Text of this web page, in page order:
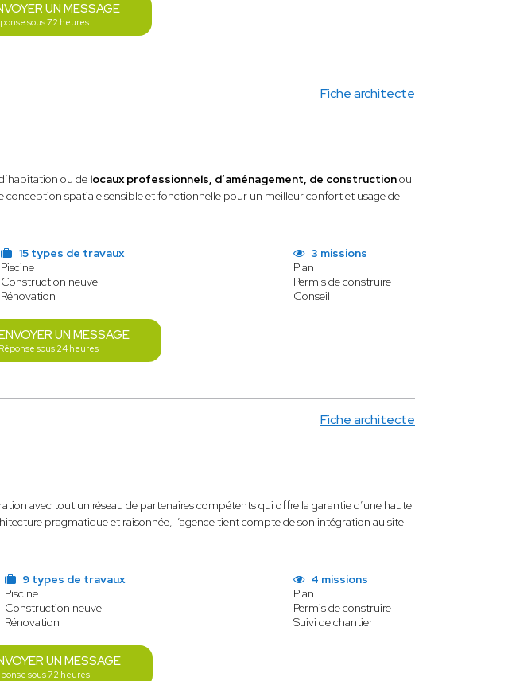
UN MESSAGE
sous 72 heures
Fiche architecte
ou delocaux professionnels, d’aménagement, de constructionou
conception spatiale sensible et fonctionnelle pour un meilleur confort et usage de
15 types de travaux
Piscine
Construction neuve
Rénovation
3 missions
Plan
Permis de construire
Conseil
UN MESSAGE
sous 24 heures
Fiche architecte
avec tout un réseau de partenaires compétents qui offre la garantie d’une haute
pragmatique et raisonnée, l’agence tient compte de son intégration au site
9 types de travaux
Piscine
Construction neuve
Rénovation
4 missions
Plan
Permis de construire
Suivi de chantier
UN MESSAGE
sous 72 heures